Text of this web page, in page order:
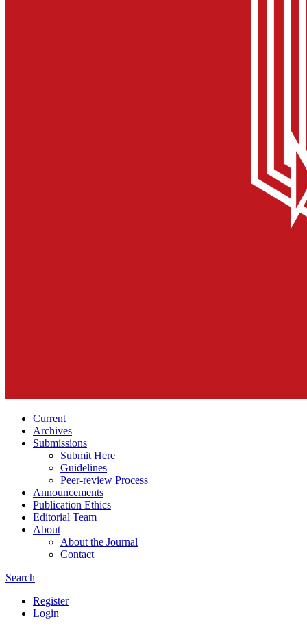
Current
Archives
Submissions
Submit Here
Guidelines
Peer-review Process
Announcements
Publication Ethics
Editorial Team
About
About the Journal
Contact
Search
Register
Login